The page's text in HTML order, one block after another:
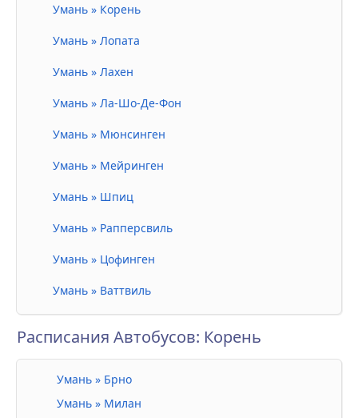
Умань » Корень
Умань » Лопата
Умань » Лахен
Умань » Ла-Шо-Де-Фон
Умань » Мюнсинген
Умань » Мейринген
Умань » Шпиц
Умань » Рапперсвиль
Умань » Цофинген
Умань » Ваттвиль
Расписания Автобусов: Корень
Умань » Брно
Умань » Милан